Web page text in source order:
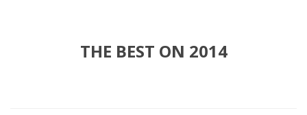
THE BEST ON 2014